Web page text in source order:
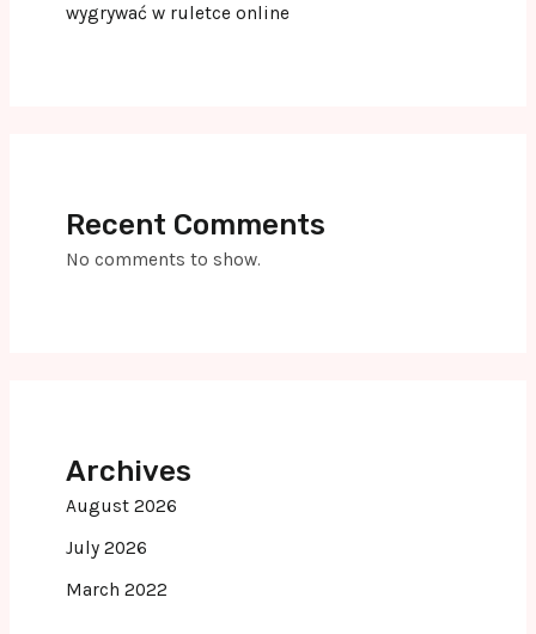
wygrywać w ruletce online
Recent Comments
No comments to show.
Archives
August 2026
July 2026
March 2022